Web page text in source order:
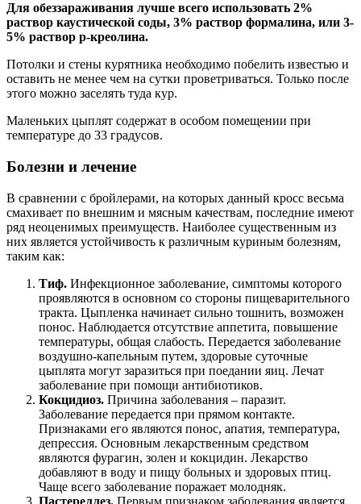
Для обеззараживания лучше всего использовать 2%
раствор каустической соды, 3% раствор формалина, или 3-
5% раствор р-креолина.
Потолки и стены курятника необходимо побелить известью и
оставить не менее чем на сутки проветриваться. Только после
этого можно заселять туда кур.
Маленьких цыплят содержат в особом помещении при
температуре до 33 градусов.
Болезни и лечение
В сравнении с бройлерами, на которых данный кросс весьма
смахивает по внешним и мясным качествам, последние имеют
ряд неоценимых преимуществ. Наиболее существенным из
них является устойчивость к различным куриным болезням,
таким как:
Тиф. Инфекционное заболевание, симптомы которого
проявляются в основном со стороны пищеварительного
тракта. Цыпленка начинает сильно тошнить, возможен
понос. Наблюдается отсутствие аппетита, повышение
температуры, общая слабость. Передается заболевание
воздушно-капельным путем, здоровые суточные
цыплята могут заразиться при поедании яиц. Лечат
заболевание при помощи антибиотиков.
Кокцидиоз. Причина заболевания – паразит.
Заболевание передается при прямом контакте.
Признаками его являются понос, апатия, температура,
депрессия. Основным лекарственным средством
являются фурагин, золен и кокцидин. Лекарство
добавляют в воду и пищу больных и здоровых птиц.
Чаще всего заболевание поражает молодняк.
Пастереллез. Первым признаком заболевания является